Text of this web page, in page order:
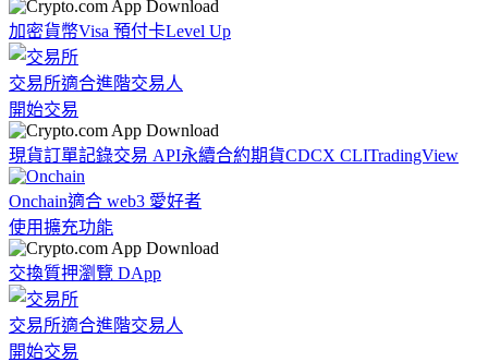
加密貨幣Visa 預付卡Level Up
交易所適合進階交易人
開始交易
現貨訂單記錄交易 API永續合約期貨CDCX CLITradingView
Onchain適合 web3 愛好者
使用擴充功能
交換質押瀏覽 DApp
交易所適合進階交易人
開始交易